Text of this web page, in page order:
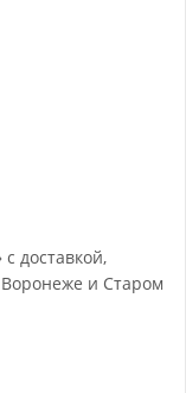
доставкой,
и Старом